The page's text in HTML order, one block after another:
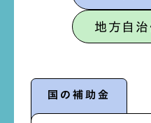
地方自
国の補助金​